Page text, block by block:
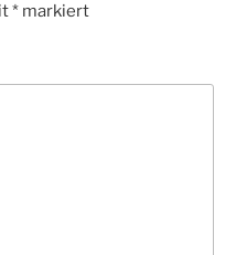
* markiert